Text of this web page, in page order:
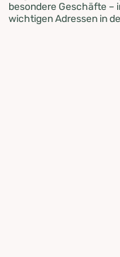
besondere Geschäfte –
wichtigen Adressen in